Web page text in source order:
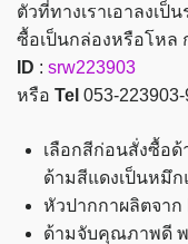
mm.
ชิ้น
ตัวที่ทางเราเอาลงเ
ซื้อเป็นกล่องหรือโหล
ID : srw223903
หรือ Tel 053-
เลือกสีก่อนสั่งซื้อ
ด้ามสีแดงเป็นหมึก
หัวปากกาผลิตจาก
ด้ามจับคุณภาพดี